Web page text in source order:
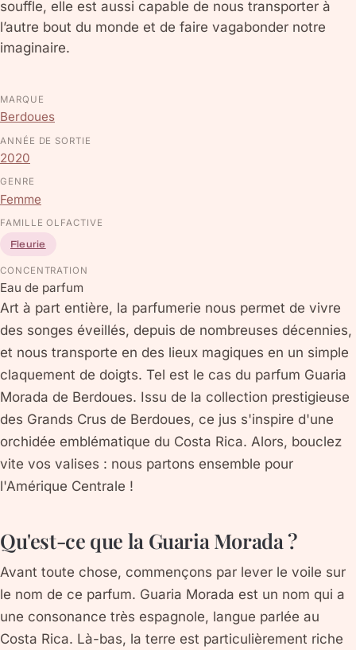
souffle, elle est aussi capable de nous transporter à
l’autre bout du monde et de faire vagabonder notre
imaginaire.
MARQUE
Berdoues
ANNÉE DE SORTIE
2020
GENRE
Femme
FAMILLE OLFACTIVE
Fleurie
CONCENTRATION
Eau de parfum
Art à part entière, la parfumerie nous permet de vivre
des songes éveillés, depuis de nombreuses décennies,
et nous transporte en des lieux magiques en un simple
claquement de doigts. Tel est le cas du parfum Guaria
Morada de Berdoues. Issu de la collection prestigieuse
des Grands Crus de Berdoues, ce jus s'inspire d'une
orchidée emblématique du Costa Rica. Alors, bouclez
vite vos valises : nous partons ensemble pour
l'Amérique Centrale !
Qu'est-ce que la Guaria Morada ?
Avant toute chose, commençons par lever le voile sur
le nom de ce parfum. Guaria Morada est un nom qui a
une consonance très espagnole, langue parlée au
Costa Rica. Là-bas, la terre est particulièrement riche